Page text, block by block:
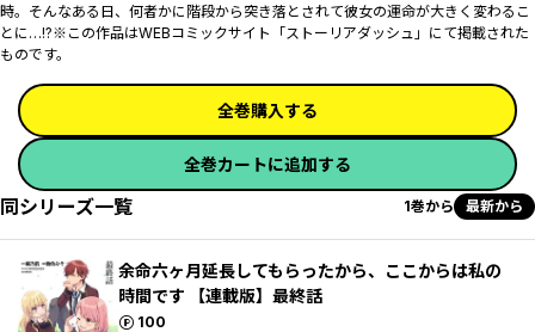
時。そんなある日、何者かに階段から突き落とされて彼女の運命が大きく変わるこ
とに…!?※この作品はWEBコミックサイト「ストーリアダッシュ」にて掲載された
ものです。
全巻購入する
全巻カートに追加する
同シリーズ一覧 1巻から 最新から
余命六ヶ月延長してもらったから、ここからは私の
時間です 【連載版】最終話
100
ポイント